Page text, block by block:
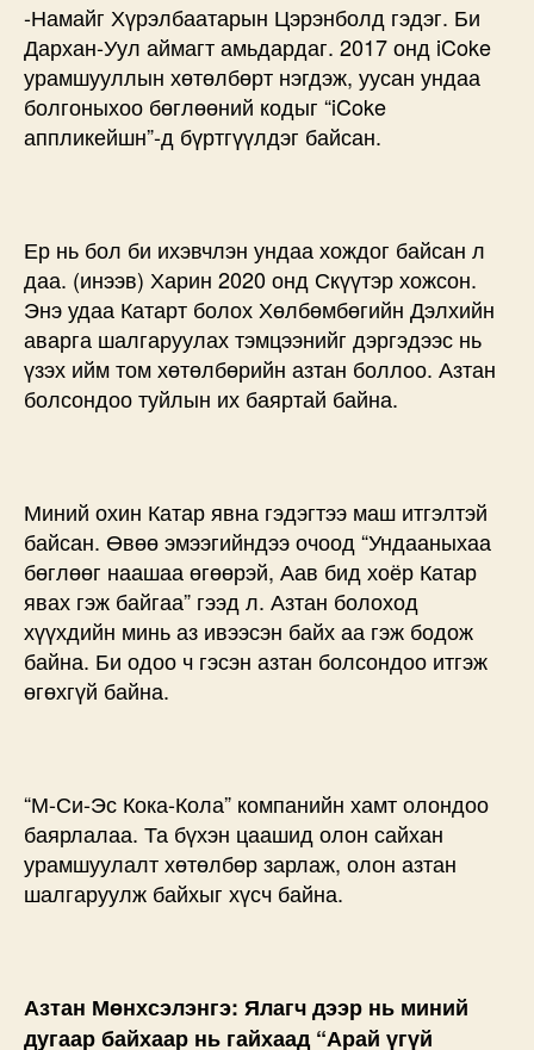
-Намайг Хүрэлбаатарын Цэрэнболд гэдэг. Би
Дархан-Уул аймагт амьдардаг. 2017 онд iCoke
урамшууллын хөтөлбөрт нэгдэж, уусан ундаа
болгоныхоо бөглөөний кодыг “iCoke
аппликейшн”-д бүртгүүлдэг байсан.
Ер нь бол би ихэвчлэн ундаа хождог байсан л
даа. (инээв) Харин 2020 онд Скүүтэр хожсон.
Энэ удаа Катарт болох Хөлбөмбөгийн Дэлхийн
аварга шалгаруулах тэмцээнийг дэргэдээс нь
үзэх ийм том хөтөлбөрийн азтан боллоо. Азтан
болсондоо туйлын их баяртай байна.
Миний охин Катар явна гэдэгтээ маш итгэлтэй
байсан. Өвөө эмээгийндээ очоод “Ундааныхаа
бөглөөг наашаа өгөөрэй, Аав бид хоёр Катар
явах гэж байгаа” гээд л. Азтан болоход
хүүхдийн минь аз ивээсэн байх аа гэж бодож
байна. Би одоо ч гэсэн азтан болсондоо итгэж
өгөхгүй байна.
“М-Си-Эс Кока-Кола” компанийн хамт олондоо
баярлалаа. Та бүхэн цаашид олон сайхан
урамшуулалт хөтөлбөр зарлаж, олон азтан
шалгаруулж байхыг хүсч байна.
Азтан Мөнхсэлэнгэ: Ялагч дээр нь миний
дугаар байхаар нь гайхаад “Арай үгүй